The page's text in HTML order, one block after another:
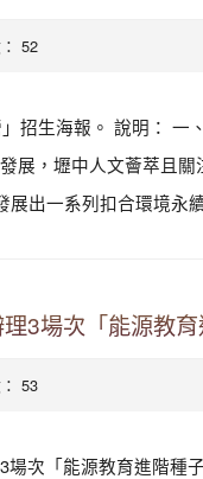
52
招生海報。 說明：
展，壢中人文薈萃且
展出一系列扣合環境永
3場次「能源教育
53
次「能源教育進階種